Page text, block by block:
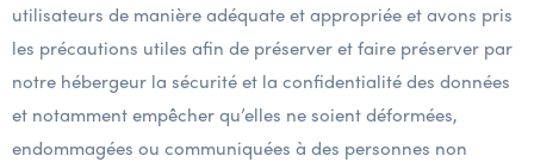
utilisateurs de manière adéquate et appropriée et avons pris
les précautions utiles afin de préserver et faire préserver par
notre hébergeur la sécurité et la confidentialité des données
et notamment empêcher qu’elles ne soient déformées,
endommagées ou communiquées à des personnes non